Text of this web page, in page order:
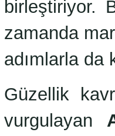
birleştiriyor.
zamanda
adımlarla da
Güzellik
vurgulayan